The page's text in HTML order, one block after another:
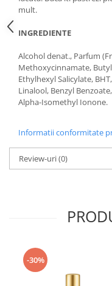
mult.
INGREDIENTE
Alcohol denat., Parfum
Methoxycinnamate,
Ethylhexyl Salicylate,
Linalool, Benzyl
Alpha-Isomethyl Ionone.
Informatii conformitate
Review-uri(0)
-30%